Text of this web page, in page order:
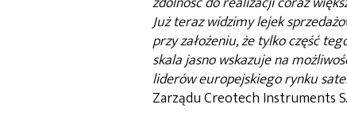
Już teraz widzimy lejek
przy założeniu, że tylko część
skala jasno wskazuje na
liderów europejskiego rynku
Zarządu Creotech Instruments